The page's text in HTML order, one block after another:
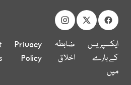
ایکسپریس
کے بارے
میں
ضابطہ
اخلاق
Privacy
Policy